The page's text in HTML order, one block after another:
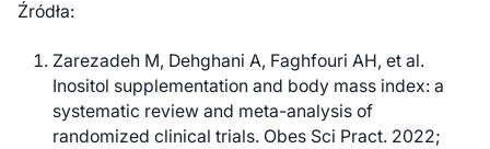
Źródła:
Zarezadeh M, Dehghani A, Faghfouri AH, et al.
Inositol supplementation and body mass index: a
systematic review and meta-analysis of
randomized clinical trials. Obes Sci Pract. 2022;